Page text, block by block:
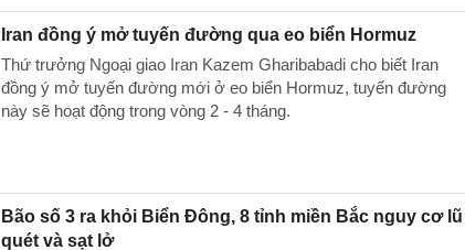
Iran đồng ý mở tuyến đường qua eo biển Hormuz
Thứ trưởng Ngoại giao Iran Kazem Gharibabadi cho biết Iran
đồng ý mở tuyến đường mới ở eo biển Hormuz, tuyến đường
này sẽ hoạt động trong vòng 2 - 4 tháng.
Bão số 3 ra khỏi Biển Đông, 8 tỉnh miền Bắc nguy cơ lũ
quét và sạt lở